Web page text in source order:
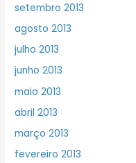
setembro 2013
agosto 2013
julho 2013
junho 2013
maio 2013
abril 2013
março 2013
fevereiro 2013